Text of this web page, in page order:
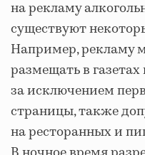
на рекламу
существуют
Например, рекламу
размещать в
за исключением
страницы, также
на ресторанных и